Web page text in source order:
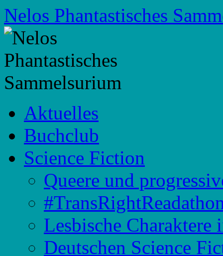
Zum
Inhalt
springen
Nelos Phantastisches
Aktuelles
Buchclub
Science Fiction
Queere und
Lesbische
Deutschen Science